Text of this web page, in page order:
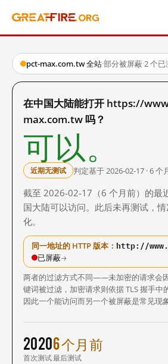
pct-max.com.tw 全站·部分被屏蔽·2 个已
在中国大陆能打开 https://
max.com.tw 吗？
可以。
近期无测试 判定基于 2026-02-17 · 6 个
截至 2026-02-17（6 个月前）的最
国大陆可以访问。此后未再测试，
化。
同一地址的 HTTP 版本： http://
已屏蔽→
两者的过滤方式不同——未加密的请求会
键词被过滤，加密请求则依据 TLS 握手中
因此一个能访问而另一个被屏蔽是常见现象
2020
首次测试
6 个月前
最后测试